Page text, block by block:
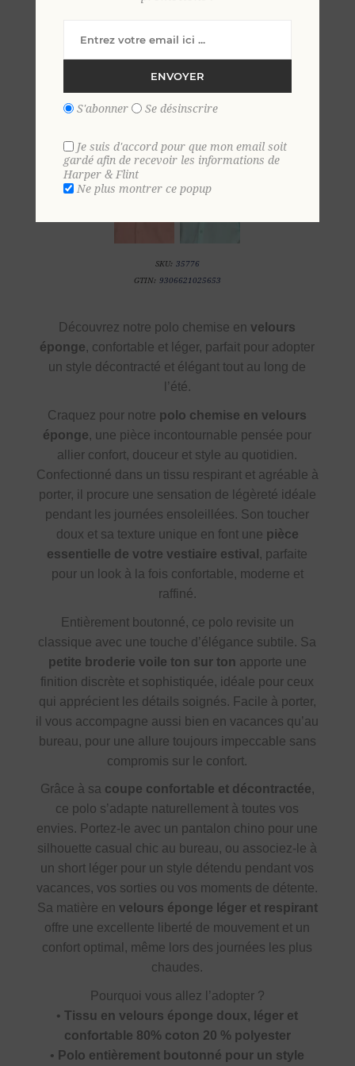
L XL 2 XL 3 XL 4 XL
SKU: 35776
GTIN: 9306621025653
Découvrez notre polo chemise envelours
éponge, confortable et léger, parfait pour adopter
un style décontracté et élégant tout au long de
l’été.
Craquez pour notre polo chemise en velours
éponge, une pièce incontournable pensée pour
allier confort, douceur et style au quotidien.
Confectionné dans un tissu respirant et agréable à
porter, il procure une sensation de légèreté idéale
pendant les journées ensoleillées. Son toucher
doux et sa texture unique en font une pièce
essentielle de votre vestiaire estival , parfaite
pour un look à la fois confortable, moderne et
raffiné.
Entièrement boutonné, ce polo revisite un
classique avec une touche d’élégance subtile. Sa
petite broderie voile ton sur ton apporte une
finition discrète et sophistiquée, idéale pour ceux
qui apprécient les détails soignés. Facile à porter,
il vous accompagne aussi bien en vacances qu’au
bureau, pour une allure toujours impeccable sans
compromis sur le confort.
Grâce à sa coupe confortable et décontractée,
ce polo s’adapte naturellement à toutes vos
envies. Portez-le avec un pantalon chino pour une
silhouette casual chic au bureau, ou associez-le à
un short léger pour un style détendu pendant vos
vacances, vos sorties ou vos moments de détente.
Sa matière en velours éponge léger et respirant
offre une excellente liberté de mouvement et un
confort optimal, même lors des journées les plus
chaudes.
Pourquoi vous allez l’adopter ?
•Tissu en velours éponge doux, léger et
confortable 80% coton 20 % polyester
• Polo entièrement boutonné pour un style
ENVOYER
S'abonner Se désinscrire
Je suis d'accord pour que mon email soit
gardé afin de recevoir les informations de
Harper & Flint
Ne plus montrer ce popup